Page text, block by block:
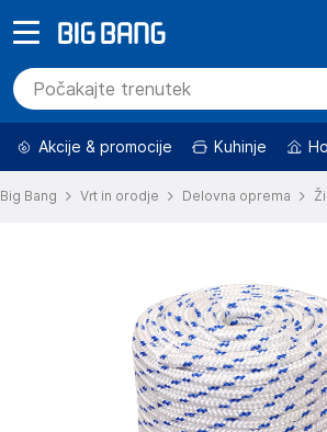
Akcije & promocije Kuhinje
Big Bang Vrt in orodje Delovna oprema